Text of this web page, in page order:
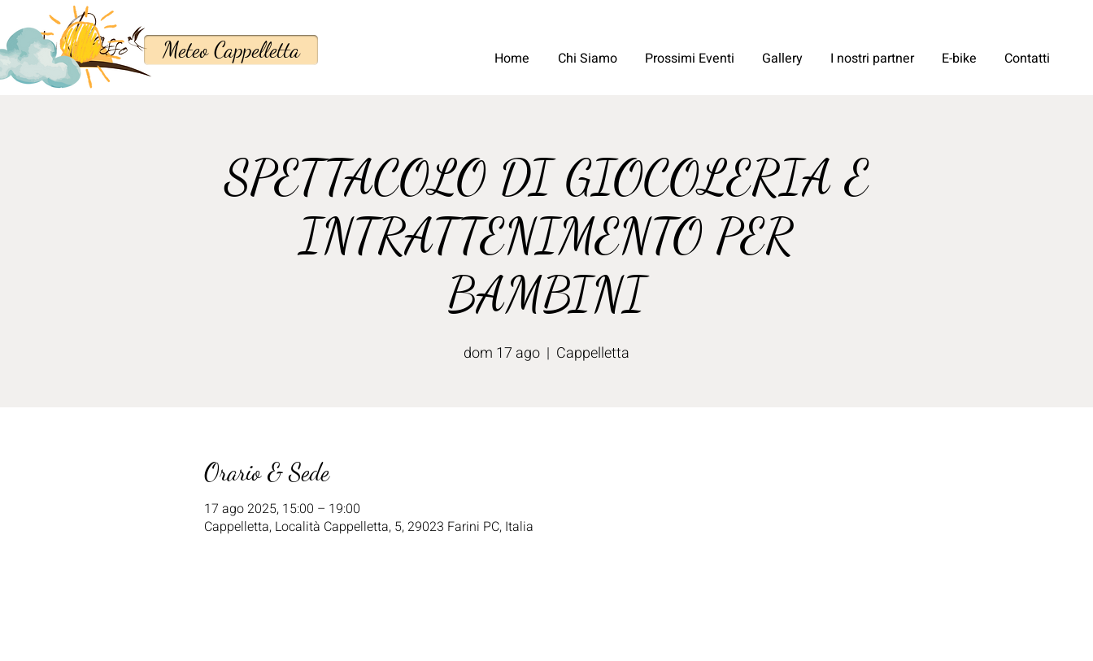
Meteo Cappelletta Home Chi Siamo Prossimi Eventi Gallery I nostri partner E-bike Contatti
SPETTACOLO DI GIOCOLERIA E
INTRATTENIMENTO PER
BAMBINI
dom 17 ago
  |
Cappelletta
Orario & Sede
17 ago 2025, 15:00 – 19:00
Cappelletta, Località Cappelletta, 5, 29023 Farini PC, Italia